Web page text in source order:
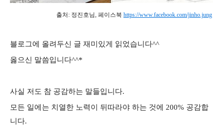
출처: 정진호님, 페이스북 https://www.facebook.com/jinho.jung
블로그에 올려두신 글 재미있게 읽었습니다^^
옳으신 말씀입니다^^*
사실 저도 참 공감하는 말들입니다.
모든 일에는 치열한 노력이 뒤따라야 하는 것에 200% 공감합
니다.